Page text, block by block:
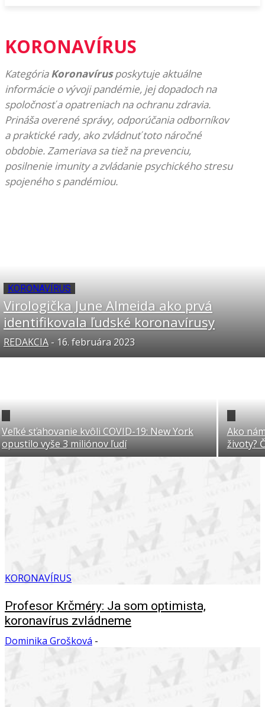
KORONAVÍRUS
KategóriaKoronavírusposkytuje aktuálne
informácie o vývoji pandémie, jej dopadoch na
spoločnosť a opatreniach na ochranu zdravia.
Prináša overené správy, odporúčania odborníkov
a praktické rady, ako zvládnuť toto náročné
obdobie. Zameriava sa tiež na prevenciu,
posilnenie imunity a zvládanie psychického stresu
spojeného s pandémiou.
KORONAVÍRUS
Virologička June Almeida ako prvá
identifikovala ľudské koronavírusy
REDAKCIA - 16. februára 2023
Veľké sťahovanie kvôli COVID-19: New York
opustilo vyše 3 miliónov ľudí
Ako
životy?
KORONAVÍRUS
Profesor Krčméry: Ja som optimista,
koronavírus zvládneme
Dominika Grošková -